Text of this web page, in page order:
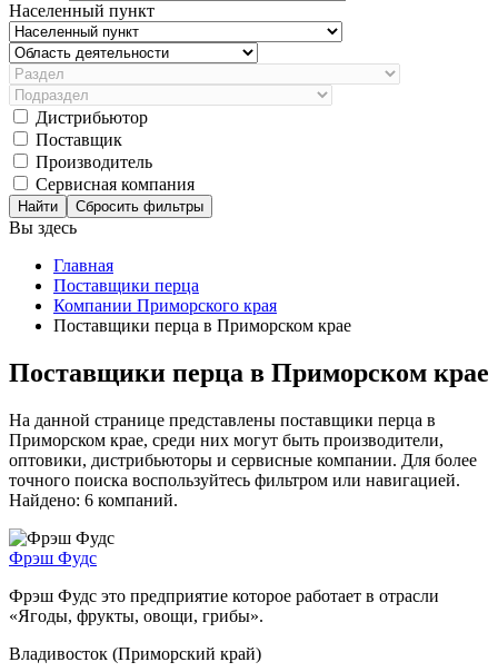
Населенный пункт
Дистрибьютор
Поставщик
Производитель
Сервисная компания
Сбросить фильтры
Вы здесь
Главная
Поставщики перца
Компании Приморского края
Поставщики перца в Приморском крае
Поставщики перца в Приморском крае
На данной странице представлены поставщики перца в
Приморском крае, среди них могут быть производители,
оптовики, дистрибьюторы и сервисные компании. Для более
точного поиска воспользуйтесь фильтром или навигацией.
Найдено: 6 компаний.
Фрэш Фудс
Фрэш Фудс это предприятие которое работает в отрасли
«Ягоды, фрукты, овощи, грибы».
Владивосток (Приморский край)